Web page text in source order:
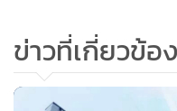
ข่าวที่เกี่ยวข้อง